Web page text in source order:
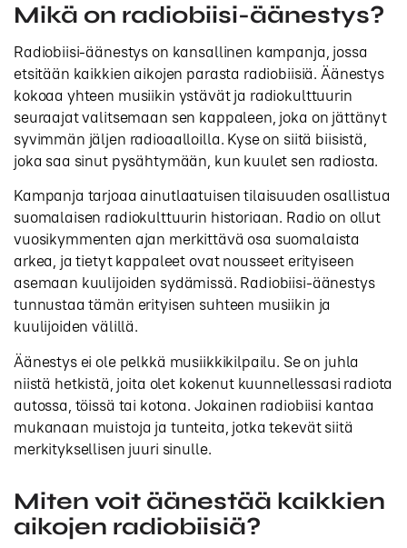
Mikä on radiobiisi-äänestys?
Radiobiisi-äänestys on kansallinen kampanja, jossa
etsitään kaikkien aikojen parasta radiobiisiä. Äänestys
kokoaa yhteen musiikin ystävät ja radiokulttuurin
seuraajat valitsemaan sen kappaleen, joka on jättänyt
syvimmän jäljen radioaalloilla. Kyse on siitä biisistä,
joka saa sinut pysähtymään, kun kuulet sen radiosta.
Kampanja tarjoaa ainutlaatuisen tilaisuuden osallistua
suomalaisen radiokulttuurin historiaan. Radio on ollut
vuosikymmenten ajan merkittävä osa suomalaista
arkea, ja tietyt kappaleet ovat nousseet erityiseen
asemaan kuulijoiden sydämissä. Radiobiisi-äänestys
tunnustaa tämän erityisen suhteen musiikin ja
kuulijoiden välillä.
Äänestys ei ole pelkkä musiikkikilpailu. Se on juhla
niistä hetkistä, joita olet kokenut kuunnellessasi radiota
autossa, töissä tai kotona. Jokainen radiobiisi kantaa
mukanaan muistoja ja tunteita, jotka tekevät siitä
merkityksellisen juuri sinulle.
Miten voit äänestää kaikkien
aikojen radiobiisiä?